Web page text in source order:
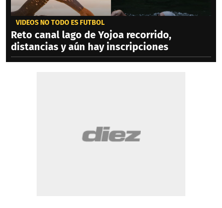
VIDEOS NO TODO ES FÚTBOL
Reto canal lago de Yojoa recorrido,
distancias y aún hay inscripciones